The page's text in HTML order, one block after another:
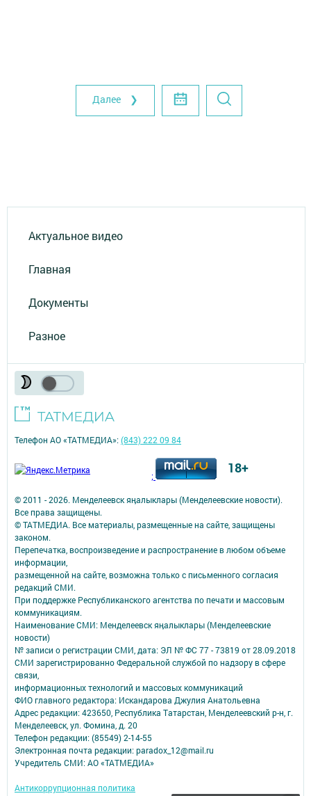
Далее ❯
Актуальное видео
Главная
Документы
Разное
© 2011 - 2026. Менделеевск яӊалыклары (Менделеевские новости).
Все права защищены.
© ТАТМЕДИА. Все материалы, размещенные на сайте, защищены
законом.
Перепечатка, воспроизведение и распространение в любом объеме
информации,
размещенной на сайте, возможна только с письменного согласия
редакций СМИ.
При поддержке Республиканского агентства по печати и массовым
коммуникациям.
Наименование СМИ: Менделеевск яӊалыклары (Менделеевские
новости)
№ записи о регистрации СМИ, дата: ЭЛ № ФС 77 - 73819 от 28.09.2018
СМИ зарегистрированно Федеральной службой по надзору в сфере
связи,
информационных технологий и массовых коммуникаций
ФИО главного редактора: Искандарова Джулия Анатольевна
Адрес редакции: 423650, Республика Татарстан, Менделеевский р-н, г.
Менделеевск, ул. Фомина, д. 20
Телефон редакции: (85549) 2-14-55
Электронная почта редакции: paradox_12@mail.ru
Учредитель СМИ: АО «ТАТМЕДИА»
Антикоррупционная политика
Телефон АО «ТАТМЕДИА»:(843) 222 09 84
; 18+